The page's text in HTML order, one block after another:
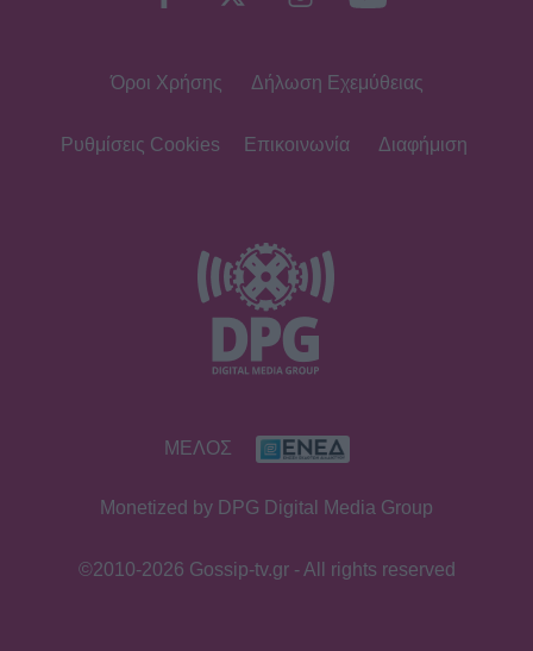
της πρεμιέρας
Κρατερός Κατσούλης: «Δεν υπάρχει
πολύς χρόνος για προσωπική ζωή»
γκρινιάζει ο γιος της - Η ανάρτηση
και οι απορίες της νέας μαμάς
Όροι Χρήσης Δήλωση Εχεμύθειας
Ρυθμίσεις Cookies Επικοινωνία Διαφήμιση
ΜΕΛΟΣ
Monetized by DPG Digital Media Group
©2010-2026 Gossip-tv.gr - All rights reserved